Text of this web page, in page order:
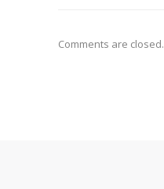
Comments are closed.